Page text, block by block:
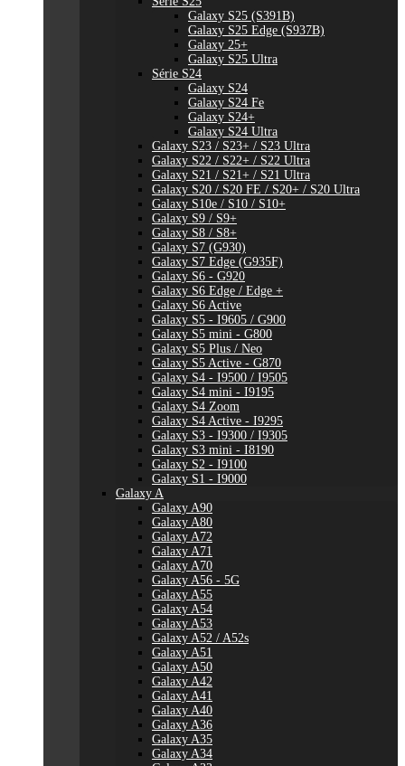
Galaxy S25 (S391B)
Galaxy S25 Edge (S937B)
Galaxy 25+
Galaxy S25 Ultra
Série S24
Galaxy S24
Galaxy S24 Fe
Galaxy S24+
Galaxy S24 Ultra
Galaxy S23 / S23+ / S23 Ultra
Galaxy S22 / S22+ / S22 Ultra
Galaxy S21 / S21+ / S21 Ultra
Galaxy S20 / S20 FE / S20+ / S20 Ultra
Galaxy S10e / S10 / S10+
Galaxy S9 / S9+
Galaxy S8 / S8+
Galaxy S7 (G930)
Galaxy S7 Edge (G935F)
Galaxy S6 - G920
Galaxy S6 Edge / Edge +
Galaxy S6 Active
Galaxy S5 - I9605 / G900
Galaxy S5 mini - G800
Galaxy S5 Plus / Neo
Galaxy S5 Active - G870
Galaxy S4 - I9500 / I9505
Galaxy S4 mini - I9195
Galaxy S4 Zoom
Galaxy S4 Active - I9295
Galaxy S3 - I9300 / I9305
Galaxy S3 mini - I8190
Galaxy S2 - I9100
Galaxy S1 - I9000
Galaxy A
Galaxy A90
Galaxy A80
Galaxy A72
Galaxy A71
Galaxy A70
Galaxy A56 - 5G
Galaxy A55
Galaxy A54
Galaxy A53
Galaxy A52 / A52s
Galaxy A51
Galaxy A50
Galaxy A42
Galaxy A41
Galaxy A40
Galaxy A36
Galaxy A35
Galaxy A34